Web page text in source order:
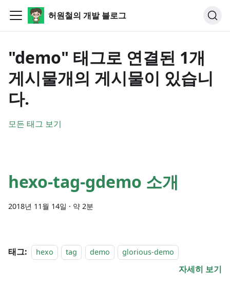
허원철의 개발 블로그
"demo" 태그로 연결된 1개
게시물개의 게시물이 있습니
다.
모든 태그 보기
hexo-tag-gdemo 소개
2018년 11월 14일 · 약 2분
태그: hexo tag demo glorious-demo
자세히 보기